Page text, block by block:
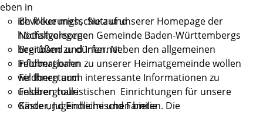
in
Bevölkerungsschutz und
Notfallvorsorge
Breitband und Internet
Feldbergbahn
Feldbergturm
Feldberghalle
Kinder, Jugendliche und Familie
ich freue mich, Sie auf unserer Homepage der
höchstgelegenen Gemeinde Baden-Württembergs
begrüßen zu dürfen. Neben den allgemeinen
Informationen zu unserer Heimatgemeinde wollen
wir Ihnen auch interessante Informationen zu
unseren touristischen Einrichtungen für unsere
Gäste und Einheimischen bieten. Die